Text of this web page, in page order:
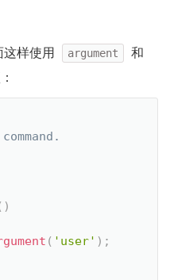
样使用 argument 和
)
( 'user' ) ;